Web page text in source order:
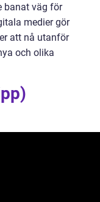
banat väg för
medier gör
att nå utanför
och olika